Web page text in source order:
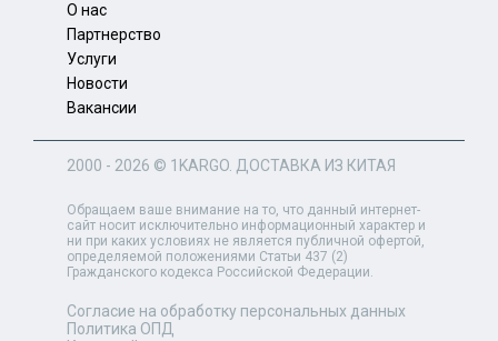
О нас
Партнерство
Услуги
Новости
Вакансии
2000 - 2026 © 1KARGO . ДОСТАВКА ИЗ КИТАЯ
Обращаем ваше внимание на то, что данный интернет-
сайт носит исключительно информационный характер и
ни при каких условиях не является публичной офертой,
определяемой положениями Статьи 437 (2)
Гражданского кодекса Российской Федерации.
Согласие на обработку персональных данных
Политика ОПД